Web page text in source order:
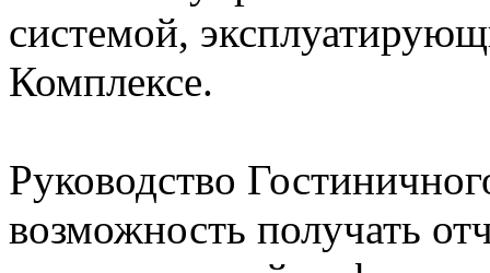
системой,
Комплексе.
Руководство
возможность получать